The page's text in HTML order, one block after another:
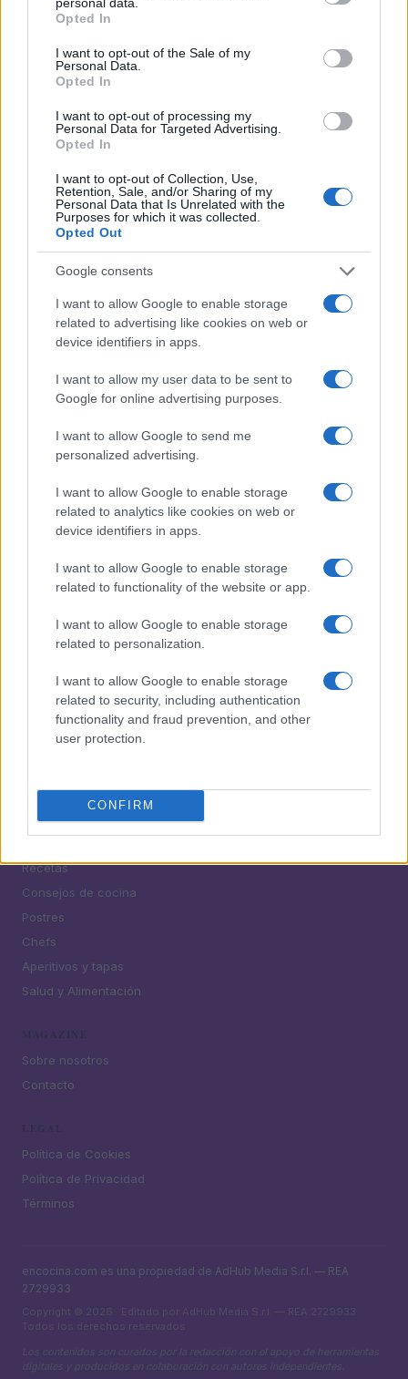
grant or deny consent to Google and its third-party tags to
use your data for below specified purposes in below Google
consent section.
Opted In
I want to opt-out of the Sale of my
Personal Data.
Opted In
I want to opt-out of processing my
Personal Data for Targeted Advertising.
Opted In
I want to opt-out of Collection, Use,
Retention, Sale, and/or Sharing of my
Personal Data that Is Unrelated with the
Purposes for which it was collected.
Opted Out
Google consents
I want to allow Google to enable storage
related to advertising like cookies on web or
device identifiers in apps.
I want to allow my user data to be sent to
Google for online advertising purposes.
I want to allow Google to send me
personalized advertising.
I want to allow Google to enable storage
related to analytics like cookies on web or
device identifiers in apps.
I want to allow Google to enable storage
related to functionality of the website or app.
I want to allow Google to enable storage
related to personalization.
I want to allow Google to enable storage
related to security, including authentication
functionality and fraud prevention, and other
user protection.
CONFIRM
Receta fácil de pasta fría al pesto con pomodorini
para el verano
Andrés Navarro · 6 Ago 2026
Cómo cocinar pasta al dente sin aceite: proporciones,
Cómo hacer pasta de dos ingredientes
Cómo preparar pasta penne cremosa con pollo
Cómo preparar una lasaña de 100 capas
Cómo lograr alveolos espectaculares y aromas
intensos en tus masas
para cocinar mejor cada día.
Recetas
Consejos de cocina
Postres
Chefs
Aperitivos y tapas
Salud y Alimentación
Sobre nosotros
Contacto
Política de Cookies
Política de Privacidad
Términos
encocina.com es una propiedad de AdHub Media S.r.l. — REA
2729933
Copyright © 2026 · Editado por AdHub Media S.r.l. — REA 2729933
Todos los derechos reservados
Los contenidos son curados por la redacción con el apoyo de herramientas
digitales y producidos en colaboración con autores independientes.